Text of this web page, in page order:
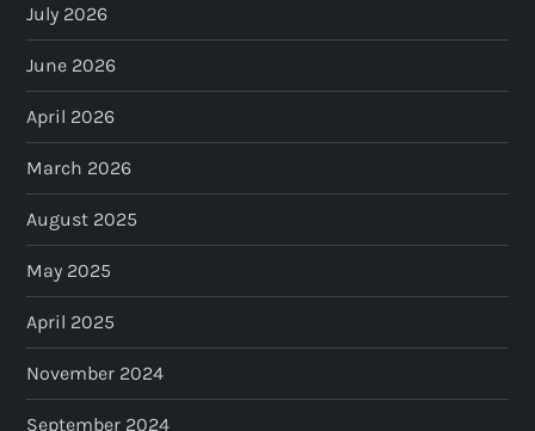
July 2026
June 2026
April 2026
March 2026
August 2025
May 2025
April 2025
November 2024
September 2024